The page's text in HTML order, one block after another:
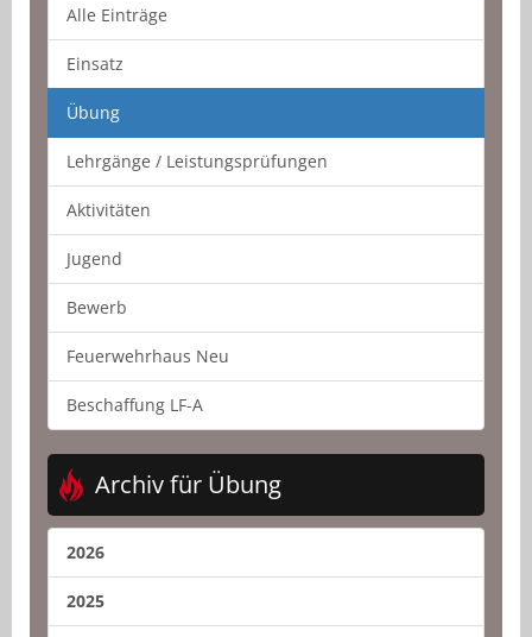
Alle Einträge
Einsatz
Übung
Lehrgänge / Leistungsprüfungen
Aktivitäten
Jugend
Bewerb
Feuerwehrhaus Neu
Beschaffung LF-A
Archiv für Übung
2026
2025